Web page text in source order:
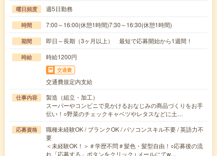
曜日頻度 週5日勤務
時間 7:00～16:00(休憩1時間)7:30～16:30(休憩1時間)
期間 即日～長期（3ヶ月以上） 最短で応募開始から1週間！
時給 時給1200円
交通費
交通費規定内支給
仕事内容
製造（組立・加工）
スーパーやコンビニで見かけるおなじみの商品づくりをお手
伝い！○野菜のチェックキャベツやレタスなどに土…
応募資格
職種未経験OK / ブランクOK / パソコンスキル不要 / 英語力不
要
＜未経験OK！＞＃学歴不問＃髪色・髪型自由！○応募後の流
れ「応募する」ボタンをクリック↓メールにてw…